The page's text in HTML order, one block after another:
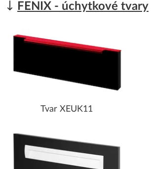
FENIX - úchytkové tvary
Tvar XEUK11